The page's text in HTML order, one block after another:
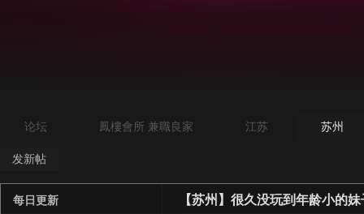
论坛 鳳樓會所 兼職良家 江苏 苏州
发新帖
【苏州】很久没玩到年龄小的妹
每日更新